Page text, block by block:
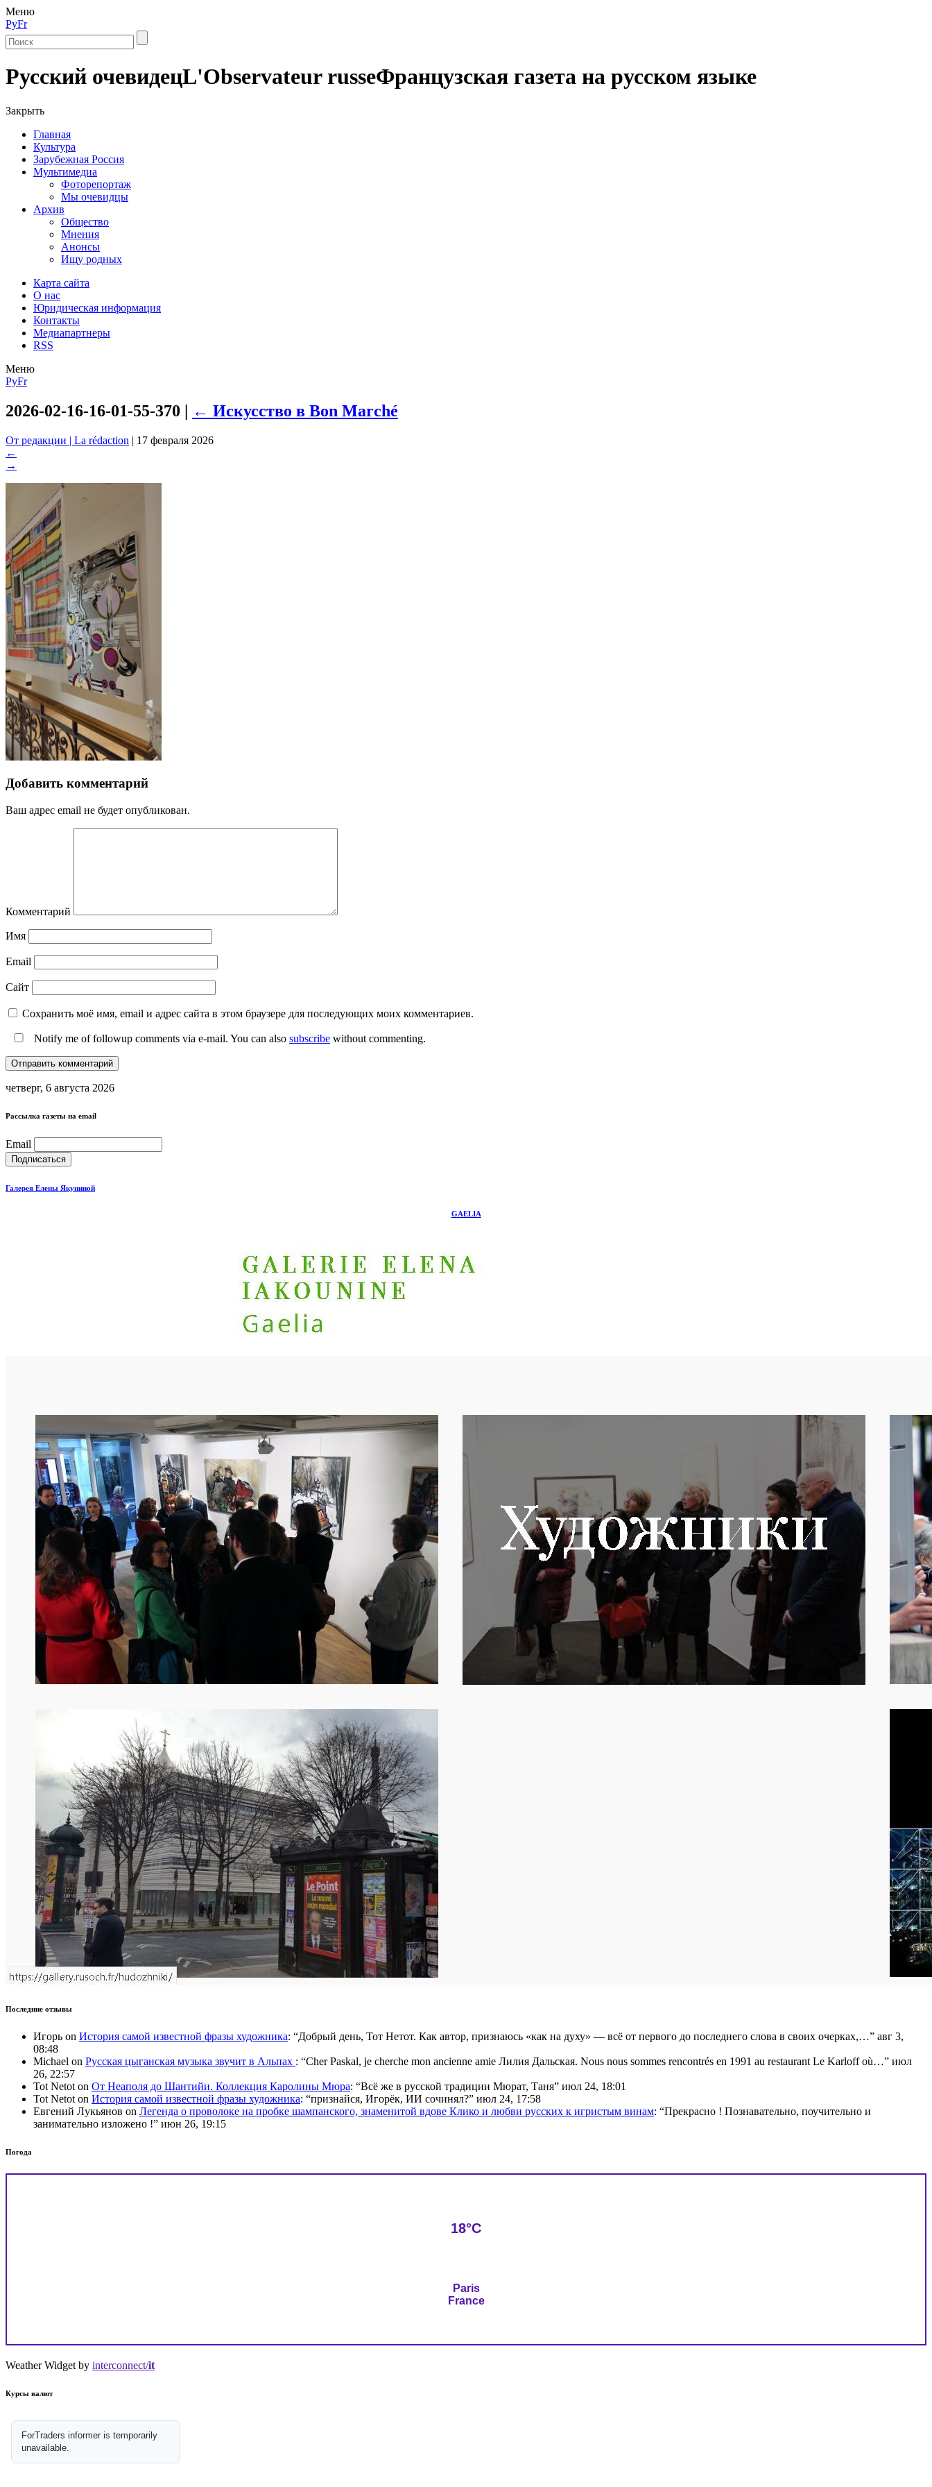
Меню
РуFr
Русский очевидецL'Observateur russeФранцузская газета на русском языке
Закрыть
Главная
Культура
Зарубежная Россия
Мультимедиа
Фоторепортаж
Мы очевидцы
Архив
Общество
Мнения
Анонсы
Ищу родных
Карта сайта
О нас
Юридическая информация
Контакты
Медиапартнеры
RSS
Меню
РуFr
2026-02-16-16-01-55-370 | ← Искусство в Bon Marché
От редакции | La rédaction | 17 февраля 2026
←
→
Добавить комментарий
Ваш адрес email не будет опубликован.
Комментарий
Имя
Email
Сайт
Сохранить моё имя, email и адрес сайта в этом браузере для последующих моих комментариев.
Notify me of followup comments via e-mail. You can also subscribe without commenting.
четверг, 6 августа 2026
Рассылка газеты на email
Email
Галерея Елены Якуниной
GAELIA
Последние отзывы
Игорь on История самой известной фразы художника: “Добрый день, Тот Нетот. Как автор, признаюсь «как на духу» — всё от первого до последнего слова в своих очерках,…” авг 3,
08:48
Michael on Русская цыганская музыка звучит в Альпах : “Cher Paskal, je cherche mon ancienne amie Лилия Дальская. Nous nous sommes rencontrés en 1991 au restaurant Le Karloff où…” июл
26, 22:57
Tot Netot on От Неаполя до Шантийи. Коллекция Каролины Мюра: “Всё же в русской традиции Мюрат, Таня” июл 24, 18:01
Tot Netot on История самой известной фразы художника: “признайся, Игорёк, ИИ сочинял?” июл 24, 17:58
Евгений Лукьянов on Легенда о проволоке на пробке шампанского, знаменитой вдове Клико и любви русских к игристым винам: “Прекрасно ! Познавательно, поучительно и
занимательно изложено !” июн 26, 19:15
Погода
18°C
Paris
France
Weather Widget by interconnect/it
Курсы валют